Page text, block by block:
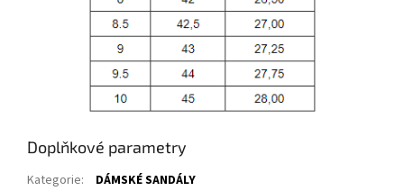
Doplňkové parametry
Kategorie:
DÁMSKÉ SANDÁLY